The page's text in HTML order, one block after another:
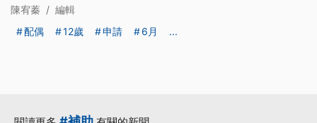
陳宥蓁 / 編輯
配偶
12歲 申請 6月 ...